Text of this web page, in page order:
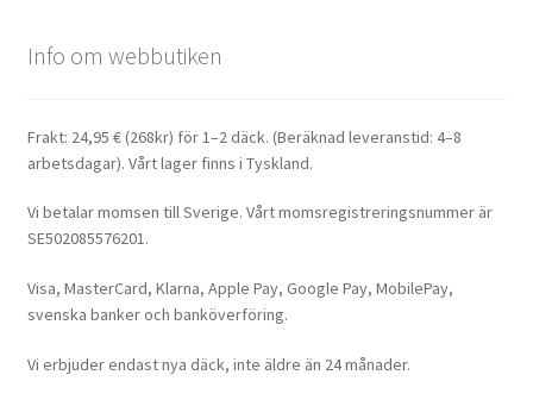
Info om webbutiken
Frakt: 24,95 € (268kr) för 1–2 däck. (Beräknad leveranstid: 4–8
arbetsdagar). Vårt lager finns i Tyskland.
Vi betalar momsen till Sverige. Vårt momsregistreringsnummer är
SE502085576201.
Visa, MasterCard, Klarna, Apple Pay, Google Pay, MobilePay,
svenska banker och banköverföring.
Vi erbjuder endast nya däck, inte äldre än 24 månader.